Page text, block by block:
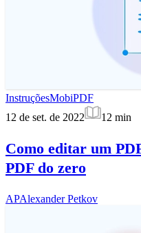
InstruçõesMobiPDF
12 de set. de 2022
12 min
Como editar um
PDF do zero
APAlexander Petkov